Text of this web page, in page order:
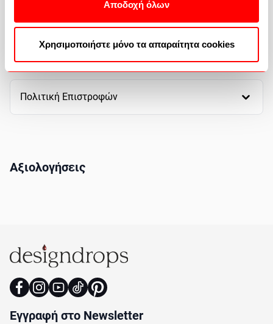
Αποδοχή όλων
Χρησιμοποιήστε μόνο τα απαραίτητα cookies
Πως θα αγοράσετε
Πολιτική Επιστροφών
Αξιολογήσεις
Εγγραφή στο Newsletter